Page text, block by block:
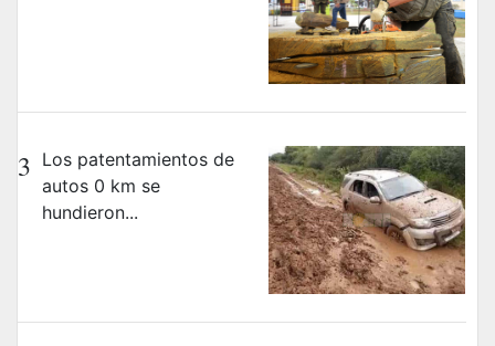
3 Los patentamientos de
autos 0 km se
hundieron...